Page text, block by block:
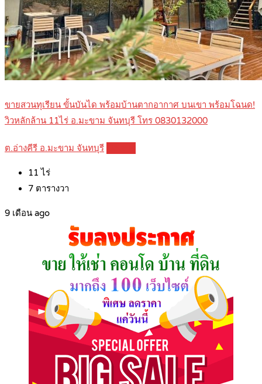
ขายสวนทุเรียน ขั้นบันได พร้อมบ้านตากอากาศ บนเขา พร้อมโฉนด!
วิวหลักล้าน 11ไร่ อ.มะขาม จันทบุรี โทร 0830132000
ต.อ่างคีรี อ.มะขาม จันทบุรี
11 ไร่
7 ตารางวา
9 เดือน ago